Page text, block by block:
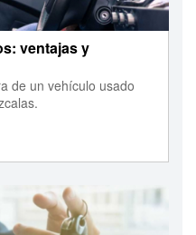
ventajas y
de un vehículo usado